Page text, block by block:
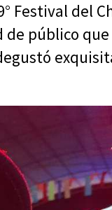
Festival del
de público